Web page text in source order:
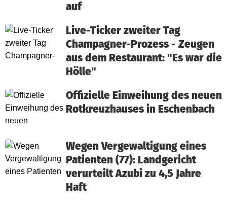
auf
Live-Ticker zweiter Tag
Champagner-Prozess - Zeugen
aus dem Restaurant: "Es war die
Hölle"
Offizielle Einweihung des neuen
Rotkreuzhauses in Eschenbach
Wegen Vergewaltigung eines
Patienten (77): Landgericht
verurteilt Azubi zu 4,5 Jahre
Haft